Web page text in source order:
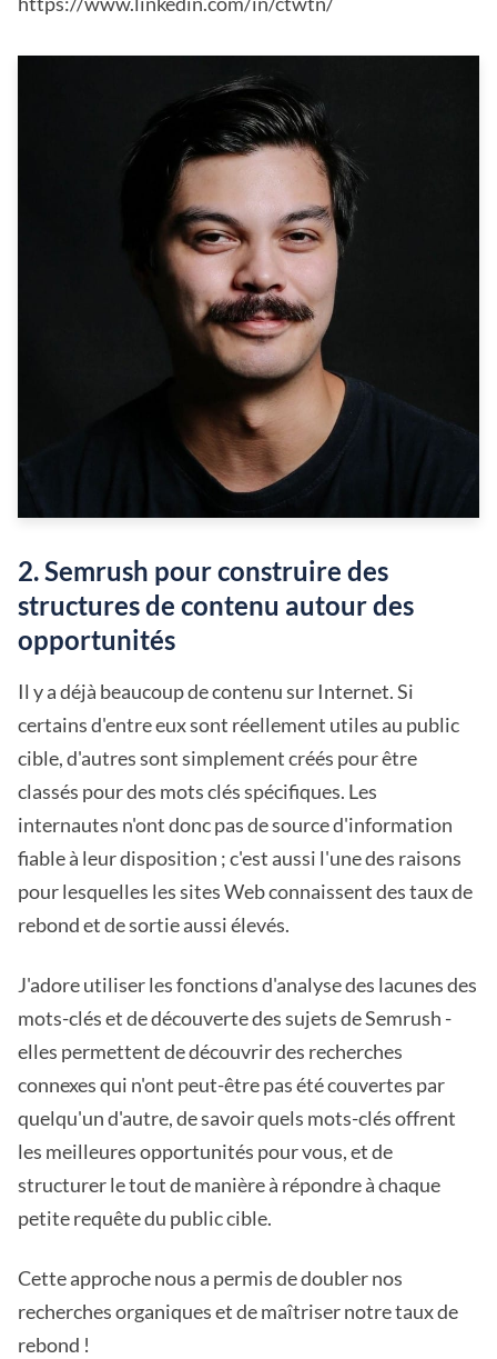
2. Semrush pour construire des
structures de contenu autour des
opportunités
Il y a déjà beaucoup de contenu sur Internet. Si
certains d'entre eux sont réellement utiles au public
cible, d'autres sont simplement créés pour être
classés pour des mots clés spécifiques. Les
internautes n'ont donc pas de source d'information
fiable à leur disposition ; c'est aussi l'une des raisons
pour lesquelles les sites Web connaissent des taux de
rebond et de sortie aussi élevés.
J'adore utiliser les fonctions d'analyse des lacunes des
mots-clés et de découverte des sujets de Semrush -
elles permettent de découvrir des recherches
connexes qui n'ont peut-être pas été couvertes par
quelqu'un d'autre, de savoir quels mots-clés offrent
les meilleures opportunités pour vous, et de
structurer le tout de manière à répondre à chaque
petite requête du public cible.
Cette approche nous a permis de doubler nos
recherches organiques et de maîtriser notre taux de
rebond !